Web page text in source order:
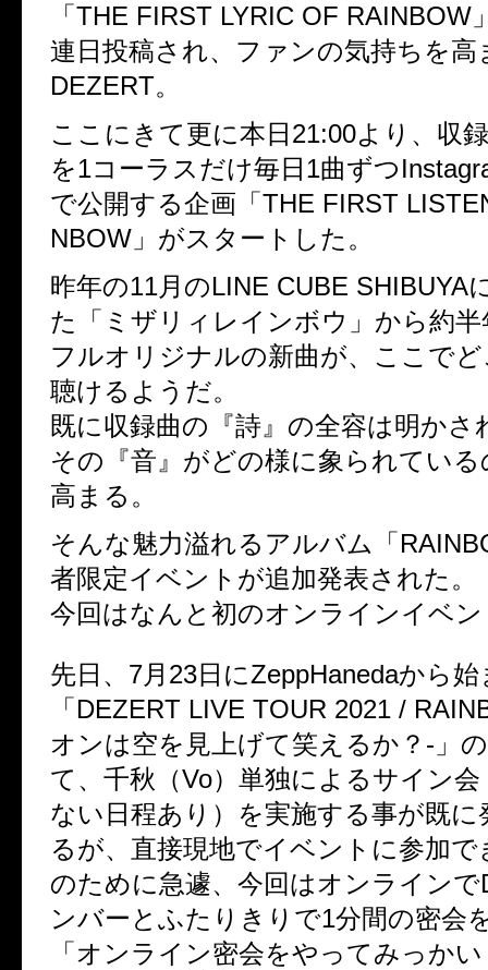
「THE FIRST LYRIC OF RAINBOW
連日投稿され、ファンの気持ちを
DEZERT。
ここにきて更に本日21:00より、収
を1コーラスだけ毎日1曲ずつ
で公開する企画「THE FIRST
NBOW」がスタートした。
昨年の11月のLINE CUBE SHIBUYA
た「ミザリィレインボウ」から約
フルオリジナルの新曲が、ここで
聴けるようだ。
既に収録曲の『詩』の全容は明かさ
その『音』がどの様に象られてい
高まる。
そんな魅力溢れるアルバム「
者限定イベントが追加発表された。
今回はなんと初のオンラインイベ
先日、7月23日にZeppHanedaから
「DEZERT LIVE TOUR 2021 /
オンは空を見上げて笑えるか？-」
て、千秋（Vo）単独によるサイン
ない日程あり）を実施する事が既に
るが、直接現地でイベントに参加
のために急遽、今回はオンラインで
ンバーとふたりきりで1分間の密会
「オンライン密会をやってみっか